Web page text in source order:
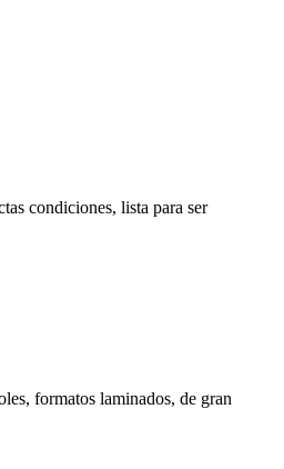
condiciones, lista para ser
formatos laminados, de gran